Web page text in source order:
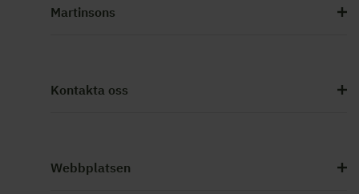
Martinsons
Kontakta oss
Webbplatsen